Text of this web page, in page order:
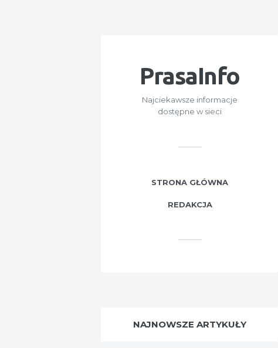
PrasaInfo
Najciekawsze informacje
dostępne w sieci
STRONA GŁÓWNA
REDAKCJA
NAJNOWSZE ARTYKUŁY